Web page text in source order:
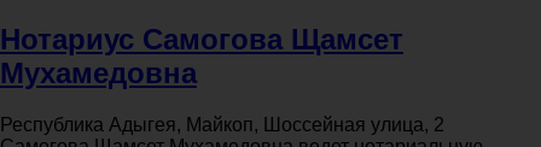
Нотариус Самогова Щамсет
Мухамедовна
Республика Адыгея, Майкоп, Шоссейная улица, 2